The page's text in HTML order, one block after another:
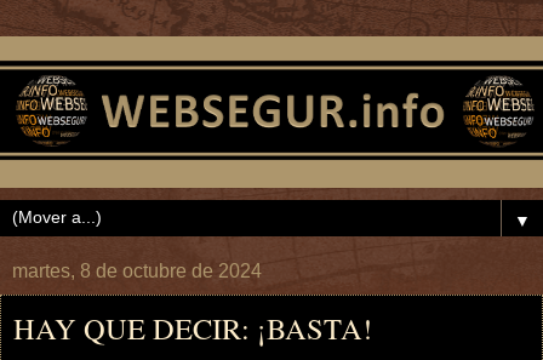
▼
martes, 8 de octubre de 2024
HAY QUE DECIR: ¡BASTA!